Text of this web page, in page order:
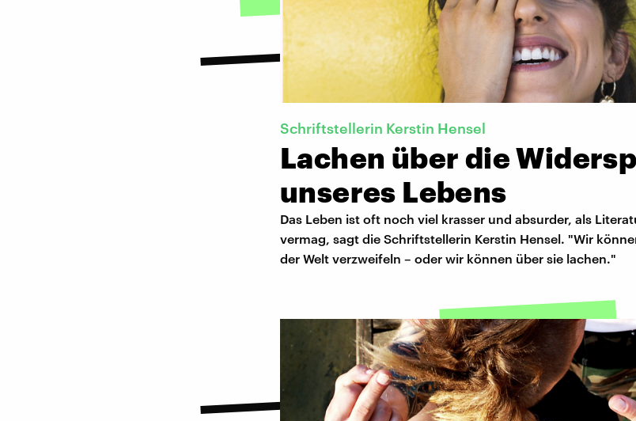
Schriftstellerin Kerstin Hensel
Lachen über die
unseres Lebens
Das Leben ist oft noch viel krasser und absurder, als
vermag, sagt die Schriftstellerin Kerstin Hensel. "Wir
der Welt verzweifeln – oder wir können über sie lachen."